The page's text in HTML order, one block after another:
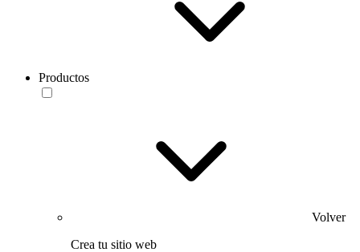
Productos
Volver
Crea tu sitio web